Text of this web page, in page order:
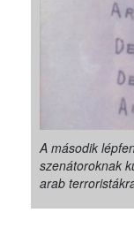
A második
szenátoroknak
arab